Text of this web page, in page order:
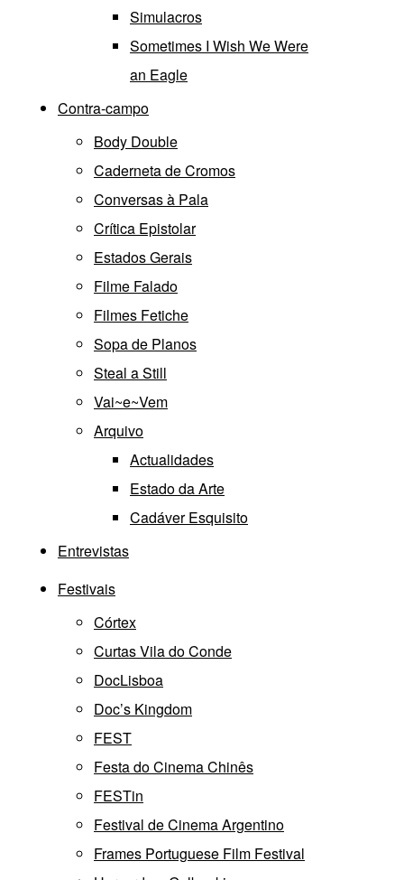
Simulacros
Sometimes I Wish We Were
an Eagle
Contra-campo
Body Double
Caderneta de Cromos
Conversas à Pala
Crítica Epistolar
Estados Gerais
Filme Falado
Filmes Fetiche
Sopa de Planos
Steal a Still
Vai~e~Vem
Arquivo
Actualidades
Estado da Arte
Cadáver Esquisito
Entrevistas
Festivais
Córtex
Curtas Vila do Conde
DocLisboa
Doc’s Kingdom
FEST
Festa do Cinema Chinês
FESTin
Festival de Cinema Argentino
Frames Portuguese Film Festival